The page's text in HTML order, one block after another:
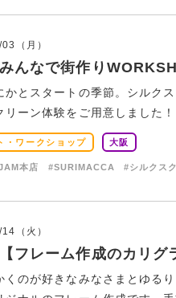
（月）
んなで街作り
かとスタートの季節。シルク
リーン体験をご用意しました
・ワークショップ 大阪
本店 #SURIMACCA #シルクス
（火）
フレーム作成のカリグ
くのが好きなみなさまとゆる